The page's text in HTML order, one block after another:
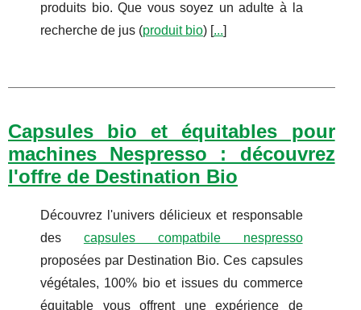
produits bio. Que vous soyez un adulte à la
recherche de jus (produit bio) [...]
Capsules bio et équitables pour
machines Nespresso : découvrez
l'offre de Destination Bio
Découvrez l'univers délicieux et responsable
des capsules compatbile nespresso
proposées par Destination Bio. Ces capsules
végétales, 100% bio et issues du commerce
équitable vous offrent une expérience de